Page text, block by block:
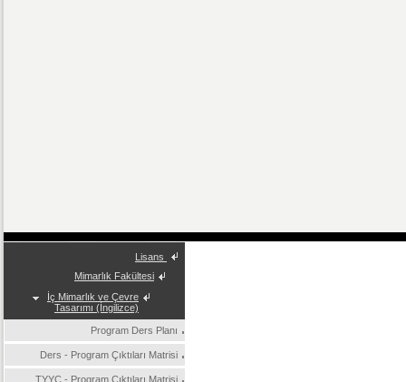
Lisans
Mimarlık Fakültesi
İç Mimarlık ve Çevre
Tasarımı (İngilizce)
Program Ders Planı
Ders - Program Çıktıları Matrisi
TYYÇ - Program Çıktıları Matrisi